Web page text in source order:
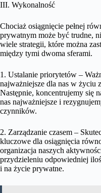
III. Wykonalność
Chociaż osiągnięcie pełnej
prywatnym może być trudne,
wiele strategii, które można
między tymi dwoma sferami.
1. Ustalanie priorytetów –
najważniejsze dla nas w życiu
Następnie, koncentrujemy się
nas najważniejsze i
czynników.
2. Zarządzanie czasem –
kluczowe dla osiągnięcia
organizacja naszych
przydzieleniu odpowiedniej
i na życie prywatne.